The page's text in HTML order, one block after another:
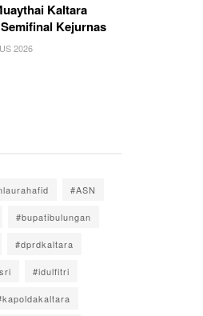
Kaltara
Kejurnas
2026
#ASN
#bupatibulungan
#dprdkaltara
#idulfitri